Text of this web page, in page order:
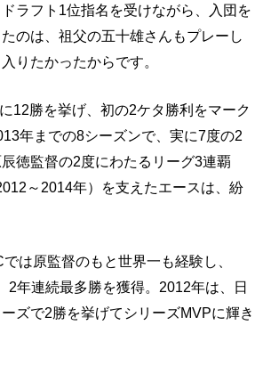
ラフト1位指名を受けながら、入団を
のは、祖父の五十雄さんもプレーし
りたかったからです。
12勝を挙げ、初の2ケタ勝利をマーク
年までの8シーズンで、実に7度の2
徳監督の2度にわたるリーグ3連覇
～2014年）を支えたエースは、紛
は原監督のもと世界一も経験し、
2年連続最多勝を獲得。2012年は、日
ズで2勝を挙げてシリーズMVPに輝き